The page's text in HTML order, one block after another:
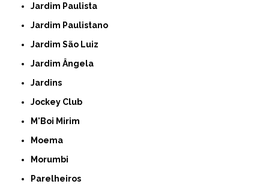
Jardim Paulista
Jardim Paulistano
Jardim São Luiz
Jardim Ângela
Jardins
Jockey Club
M'Boi Mirim
Moema
Morumbi
Parelheiros